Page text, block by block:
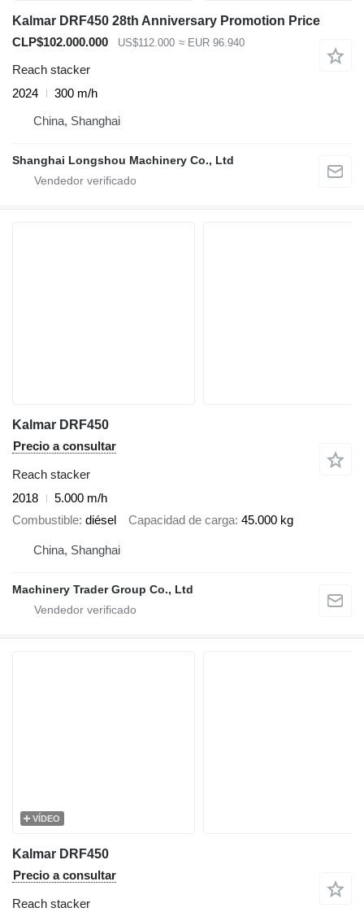
Kalmar DRF450 28th Anniversary Promotion Price
CLP$102.000.000
US$112.000 ≈ EUR 96.940
Reach stacker
2024
300 m/h
China, Shanghai
Shanghai Longshou Machinery Co., Ltd
Kalmar DRF450
Precio a consultar
Reach stacker
2018
5.000 m/h
Combustible diésel Capacidad de carga 45.000 kg
China, Shanghai
Machinery Trader Group Co., Ltd
VÍDEO
Kalmar DRF450
Precio a consultar
Reach stacker